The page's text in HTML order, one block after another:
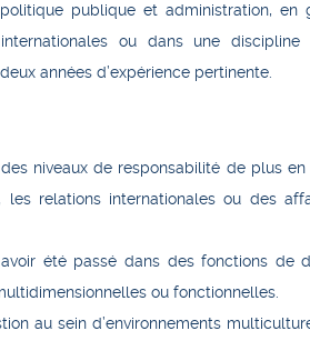
publique et administration, en
ou dans une
années d’expérience pertinente.
niveaux de responsabilité de plus
relations internationales ou des
été passé dans des fonctions de
ou fonctionnelles.
au sein d’environnements